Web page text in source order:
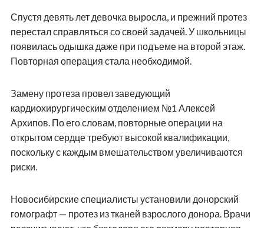
Спустя девять лет девочка выросла, и прежний протез
перестал справляться со своей задачей. У школьницы
появилась одышка даже при подъеме на второй этаж.
Повторная операция стала необходимой.
Замену протеза провел заведующий
кардиохирургическим отделением №1 Алексей
Архипов. По его словам, повторные операции на
открытом сердце требуют высокой квалификации,
поскольку с каждым вмешательством увеличиваются
риски.
Новосибирские специалисты установили донорский
гомографт — протез из тканей взрослого донора. Врачи